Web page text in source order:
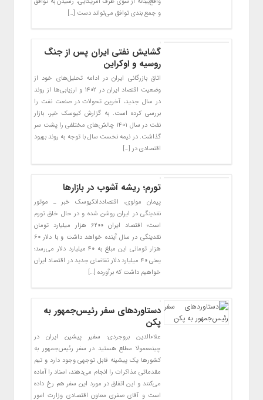
و جمع بندی توافق می‌تواند دست […]
گشایش نفتی ایران پس از جنگ
روسیه و اوکراین
اتاق بازرگانی ایران در ادامه تحلیل‌های خود از
وضعیت اقتصاد ایران در ۱۴۰۲ و ارزیابی‌ها از روند
در سال جدید، آخرین تحولات در صنعت نفت را
بررسی کرده است. به گزارش کیوسک خبر، بازار
نفت در سال ۱۴۰۱ چالش‌های مختلفی را پشت سر
گذاشت. در نیمه نخست سال با توجه به روند بهبود
اقتصادی در […]
تورم؛ ریشه آشوب در بازارها
پیمان مولوی، اقتصاددانکیوسک خبر ـ موتور
نقدینگی در ایران روشن شده و در حال خلق تورم
است؛ اقتصاد ایران ۶۲۰۰ هزار میلیارد تومان
نقدینگی در سال آینده خواهد داشت و با دلار ۶۰
هزار تومانی این مبلغ به ۴۰ میلیارد دلار می‌رسد؛
یعنی ۴۰ میلیارد دلار تقاضای جدید در اقتصاد ایران
خواهیم داشت که برآورده […]
دستاوردهای سفر رئیس‌جمهور به
پکن
علاءالدین بروجردی؛ سفیر پیشین ایران در
چینمعمولا مطلع هستید در سفر رئیس‌جمهور به
کشورها یک پیشینه قابل توجهی وجود دارد و تیم
مقدماتی مذاکرات را انجام می‌دهند، اسناد را آماده
می‌کنند و این اتفاق در مورد این سفر هم رخ داده
است و آقای صفری معاون اقتصادی وزارت امور